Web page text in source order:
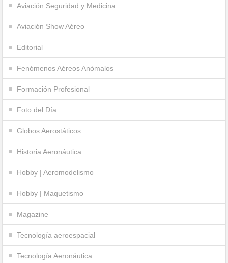
Aviación Seguridad y Medicina
Aviación Show Aéreo
Editorial
Fenómenos Aéreos Anómalos
Formación Profesional
Foto del Día
Globos Aerostáticos
Historia Aeronáutica
Hobby | Aeromodelismo
Hobby | Maquetismo
Magazine
Tecnología aeroespacial
Tecnología Aeronáutica